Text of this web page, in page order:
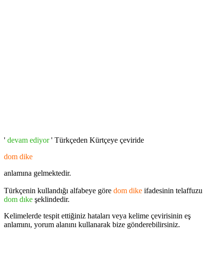
' devam ediyor' Türkçeden Kürtçeye çeviride
dom dike
anlamına gelmektedir.
Türkçenin kullandığı alfabeye göre dom dike ifadesinin telaffuzu
dom dıke şeklindedir.
Kelimelerde tespit ettiğiniz hataları veya kelime çevirisinin eş
anlamını, yorum alanını kullanarak bize gönderebilirsiniz.